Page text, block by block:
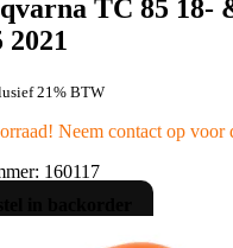
TC 85 18-
21% BTW
Neem contact op voor
160117